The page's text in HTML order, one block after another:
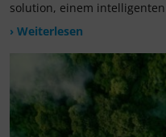
solution, einem intelligenten
› Weiterlesen